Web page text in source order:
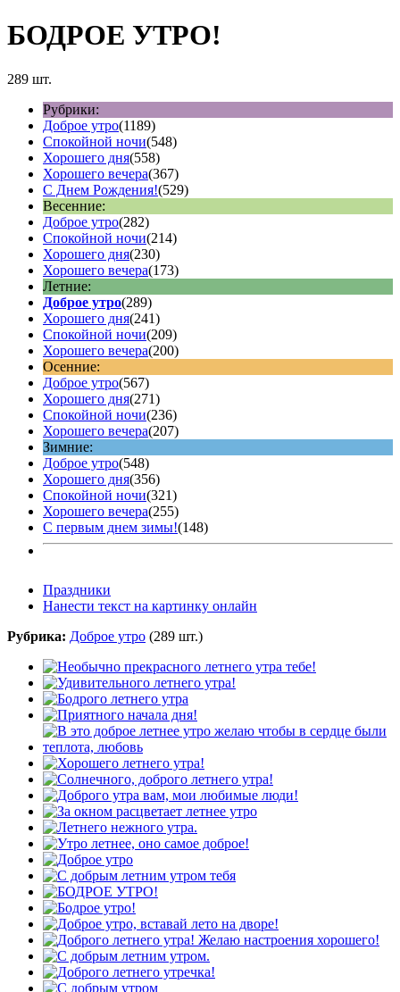
БОДРОЕ УТРО!
289 шт.
Рубрики:
Доброе утро(1189)
Спокойной ночи(548)
Хорошего дня(558)
Хорошего вечера(367)
С Днем Рождения!(529)
Весенние:
Доброе утро(282)
Спокойной ночи(214)
Хорошего дня(230)
Хорошего вечера(173)
Летние:
Доброе утро(289)
Хорошего дня(241)
Спокойной ночи(209)
Хорошего вечера(200)
Осенние:
Доброе утро(567)
Хорошего дня(271)
Спокойной ночи(236)
Хорошего вечера(207)
Зимние:
Доброе утро(548)
Хорошего дня(356)
Спокойной ночи(321)
Хорошего вечера(255)
С первым днем зимы!(148)
Праздники
Нанести текст на картинку онлайн
Рубрика: Доброе утро (289 шт.)